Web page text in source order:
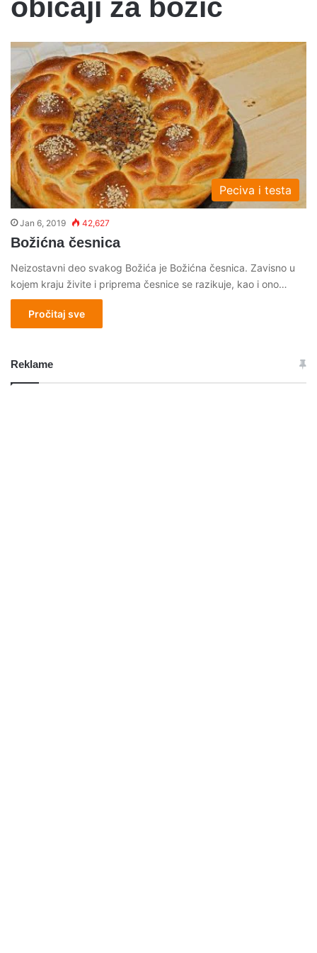
obicaji za bozic
Peciva i testa
Jan 6, 2019 42,627
Božićna česnica
Neizostavni deo svakog Božića je Božićna česnica. Zavisno u
kojem kraju živite i priprema česnice se razikuje, kao i ono…
Pročitaj sve
Reklame